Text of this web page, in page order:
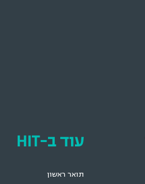
עוד ב-HIT
תואר ראשון